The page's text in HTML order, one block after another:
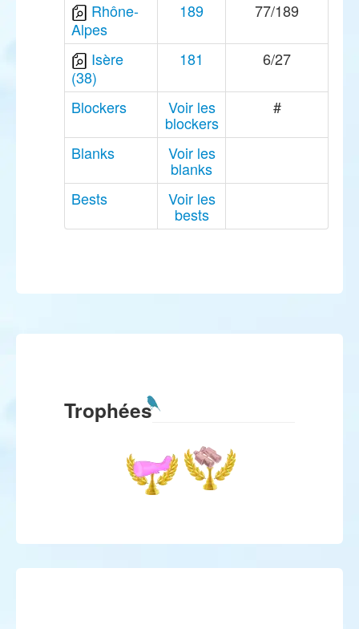
Rhône-
Alpes
189 77/189
Isère
(38)
181 6/27
Blockers Voir les
blockers
#
Blanks Voir les
blanks
Bests
Voir les
bests
Trophées